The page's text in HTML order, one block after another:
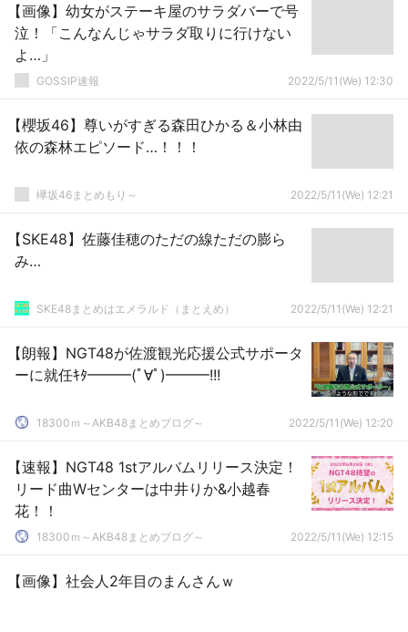
【画像】幼女がステーキ屋のサラダバーで号
泣！「こんなんじゃサラダ取りに行けない
よ…」
GOSSIP速報 2022/5/11(We) 12:30
【櫻坂46】尊いがすぎる森田ひかる＆小林由
依の森林エピソード…！！！
欅坂46まとめもり～ 2022/5/11(We) 12:21
【SKE48】佐藤佳穂のただの線ただの膨ら
み…
SKE48まとめはエメラルド（まとえめ） 2022/5/11(We) 12:21
【朗報】NGT48が佐渡観光応援公式サポータ
ーに就任ｷﾀ━━━(ﾟ∀ﾟ)━━━!!!
18300ｍ～AKB48まとめブログ～ 2022/5/11(We) 12:20
【速報】NGT48 1stアルバムリリース決定！
リード曲Wセンターは中井りか&小越春
花！！
18300ｍ～AKB48まとめブログ～ 2022/5/11(We) 12:15
【画像】社会人2年目のまんさんｗ